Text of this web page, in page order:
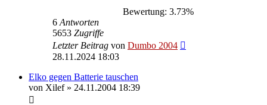
Bewertung: 3.73%
6 Antworten
5653 Zugriffe
Letzter Beitrag von Dumbo 2004
28.11.2024 18:03
Elko gegen Batterie tauschen
von Xilef» 24.11.2004 18:39